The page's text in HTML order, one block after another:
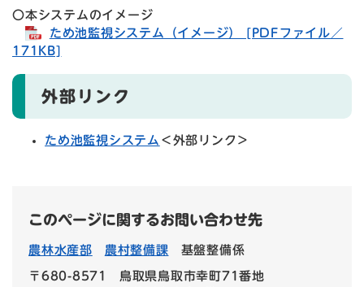
〇本システムのイメージ
ため池監視システム（イメージ） [PDFファイル／
171KB]
外部リンク
ため池監視システム ＜外部リンク＞
このページに関するお問い合わせ先
農林水産部 農村整備課 基盤整備係
〒680-8571
鳥取県鳥取市幸町71番地